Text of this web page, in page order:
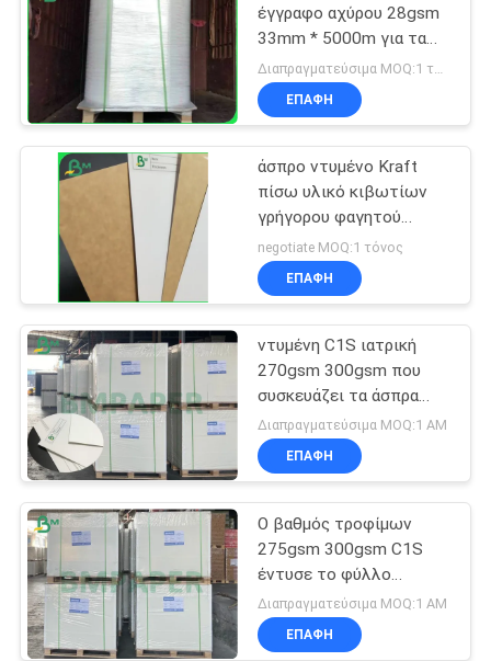
έγγραφο αχύρου 28gsm
33mm * 5000m για τα
άχυρα κατανάλωσης
συσκευασίας
ΕΠΑΦΉ
άσπρο ντυμένο Kraft
πίσω υλικό κιβωτίων
γρήγορου φαγητού
βαθμού τροφίμων
εγγράφου 225g 325g
negotiate MOQ:1 τόνος
ΕΠΑΦΉ
ντυμένη C1S ιατρική
270gsm 300gsm που
συσκευάζει τα άσπρα
διπλώνοντας φύλλα
πινάκων κιβωτίων
Διαπραγματεύσιμα MOQ:1 ΑΜ
ΕΠΑΦΉ
Ο βαθμός τροφίμων
275gsm 300gsm C1S
έντυσε το φύλλο
καρτών χλωρίνης για το
κιβώτιο συσκευασίας
τροφίμων
Διαπραγματεύσιμα MOQ:1 ΑΜ
ΕΠΑΦΉ